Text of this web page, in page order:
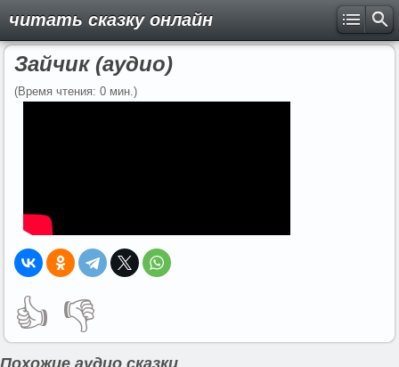
читать сказку онлайн
Зайчик (аудио)
(Время чтения: 0 мин.)
👍 👎
Похожие аудио сказки